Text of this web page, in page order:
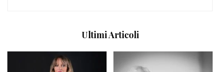
Ultimi Articoli